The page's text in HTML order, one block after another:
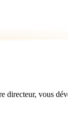
vous